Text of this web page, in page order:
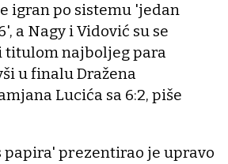
igran po sistemu 'jedan
a Nagy i Vidović su se
titulom najboljeg para
u finalu Dražena
Lucića sa 6:2, piše
papira' prezentirao je upravo